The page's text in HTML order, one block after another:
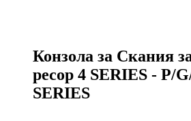
Конзола за Скания
ресор 4 SERIES - P/
SERIES